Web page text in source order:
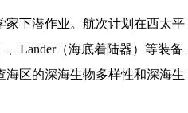
家下潜作业。航次计划在西太平
Lander（海底着陆器）等装备
区的深海生物多样性和深海生